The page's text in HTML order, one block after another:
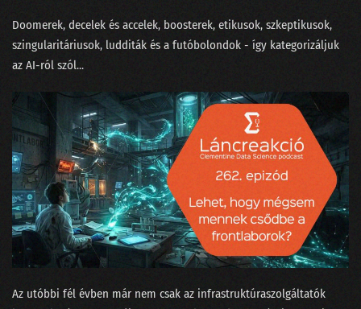
187 - conTEXT 2024: Lemaradtál?
185 - Politikusok és hekkerek a State of AI második részében
184 - A State of AI tanulmány idén is megéri a pénzét
182 - MI szakértők a szőnyeg legszélén
181 - Milyen Nobel-díjat kapjon egy MI-kutató?
Doomerek, decelek és accelek, boosterek, etikusok, szkeptikusok,
szingularitáriusok, ludditák és a futóbolondok - így kategorizáljuk
az AI-ról szól...
Az utóbbi fél évben már nem csak az infrastruktúraszolgáltatók